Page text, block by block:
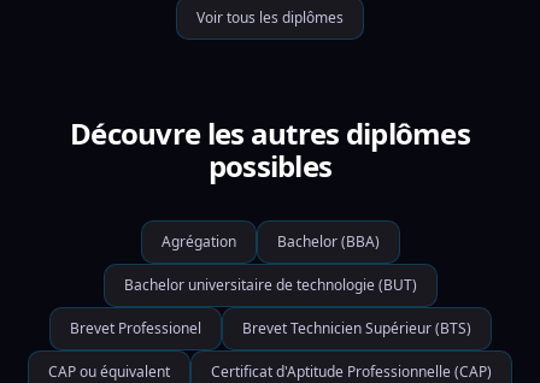
Voir tous les diplômes
Découvre les autres diplômes
possibles
Agrégation Bachelor (BBA)
Bachelor universitaire de technologie (BUT)
Brevet Professionel Brevet Technicien Supérieur (BTS)
CAP ou équivalent Certificat d'Aptitude Professionnelle (CAP)